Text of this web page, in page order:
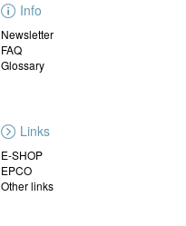
Info
Newsletter
FAQ
Glossary
Links
E-SHOP
EPCO
Other links